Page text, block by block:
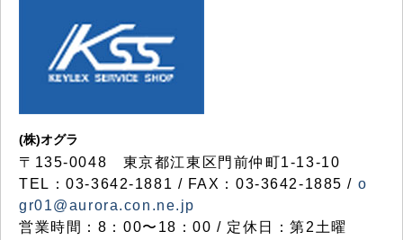
(株)オグラ
〒135-0048 東京都江東区門前仲町1-13-10
TEL：03-3642-1881 / FAX：03-3642-1885 / o
gr01@aurora.con.ne.jp
営業時間：8：00〜18：00 / 定休日：第2土曜